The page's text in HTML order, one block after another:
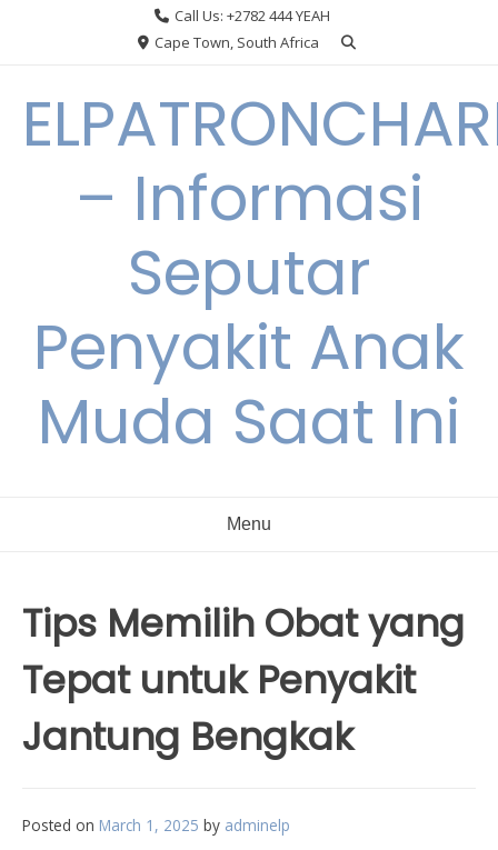
Call Us: +2782 444 YEAH
Cape Town, South Africa
– Informasi
Seputar
Penyakit Anak
Muda Saat Ini
Menu
Tips Memilih Obat yang
Tepat untuk Penyakit
Jantung Bengkak
Posted on March 1, 2025 by adminelp